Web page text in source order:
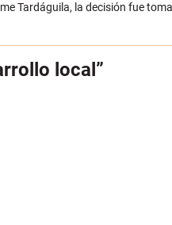
Tardáguila, la decisión fue
local”